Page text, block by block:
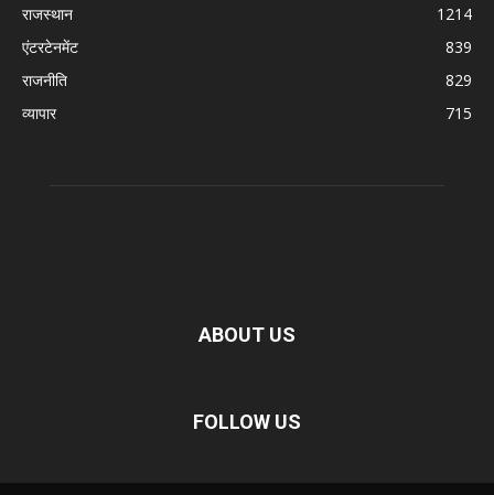
राजस्थान
1214
एंटरटेनमेंट
839
राजनीति
829
व्यापार
715
ABOUT US
FOLLOW US